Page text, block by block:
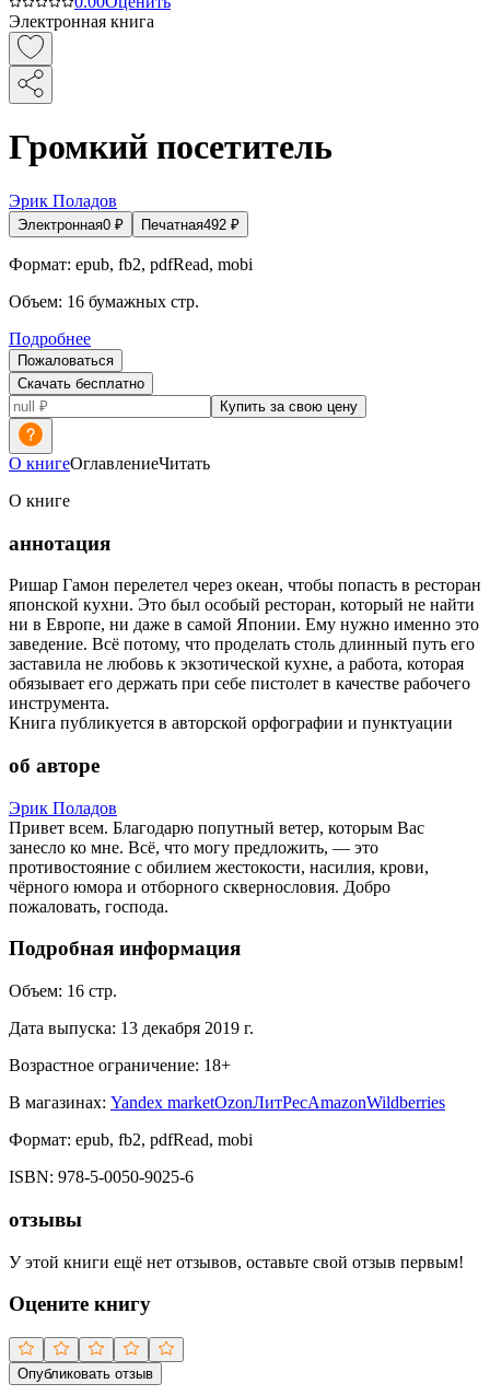
Электронная книга
Громкий посетитель
Эрик Поладов
Электронная0 ₽ Печатная492 ₽
Формат: epub, fb2, pdfRead, mobi
Объем: 16 бумажных стр.
Подробнее
Пожаловаться
Скачать бесплатно
Купить за свою цену
О книгеОглавлениеЧитать
О книге
аннотация
Ришар Гамон перелетел через океан, чтобы попасть в ресторан
японской кухни. Это был особый ресторан, который не найти
ни в Европе, ни даже в самой Японии. Ему нужно именно это
заведение. Всё потому, что проделать столь длинный путь его
заставила не любовь к экзотической кухне, а работа, которая
обязывает его держать при себе пистолет в качестве рабочего
инструмента.
Книга публикуется в авторской орфографии и пунктуации
об авторе
Эрик Поладов
Привет всем. Благодарю попутный ветер, которым Вас
занесло ко мне. Всё, что могу предложить, — это
противостояние с обилием жестокости, насилия, крови,
чёрного юмора и отборного сквернословия. Добро
пожаловать, господа.
Подробная информация
Объем: 16 стр.
Дата выпуска: 13 декабря 2019 г.
Возрастное ограничение: 18+
В магазинах: Yandex marketOzonЛитРесAmazonWildberries
Формат: epub, fb2, pdfRead, mobi
ISBN: 978-5-0050-9025-6
отзывы
У этой книги ещё нет отзывов, оставьте свой отзыв первым!
Оцените книгу
Опубликовать отзыв